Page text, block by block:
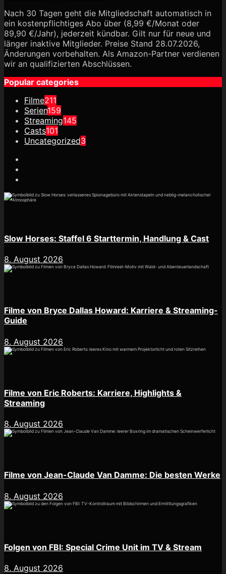
Nach 30 Tagen geht die Mitgliedschaft automatisch in
ein kostenpflichtiges Abo über (8,99 €/Monat oder
89,90 €/Jahr), jederzeit kündbar. Gilt nur für neue und
länger inaktive Mitglieder. Preise Stand 28.07.2026,
Änderungen vorbehalten. Als Amazon-Partner verdienen
wir an qualifizierten Abschlüssen.
Popular categories
Filme211
Serien159
Streaming145
Casts101
Uncategorized3
Slow Horses: Staffel 6 Starttermin, Handlung & Cast
8. August 2026
Filme von Bryce Dallas Howard: Karriere & Streaming-
Guide
8. August 2026
Filme von Eric Roberts: Karriere, Highlights &
Streaming
8. August 2026
Filme von Jean-Claude Van Damme: Die besten Werke
8. August 2026
Folgen von FBI: Special Crime Unit im TV & Stream
8. August 2026